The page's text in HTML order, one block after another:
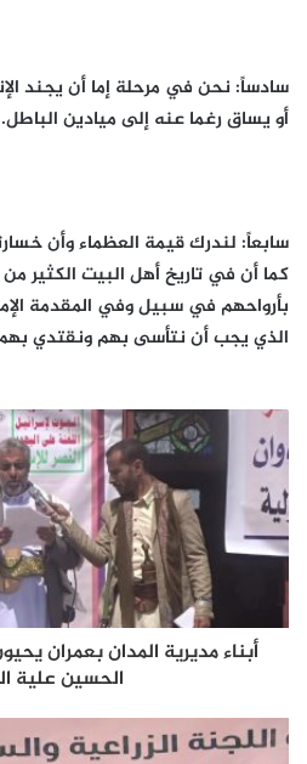
سادساً: نحن في مرحلة إما أن يجند
أو يساق رغما عنه إلى ميادين الباطل.
سابعاً: لندرك قيمة العظماء وأن
كما أن في تاريخ أهل البيت الكثير
بأرواحهم في سبيل وفي المقدمة
الذي يجب أن نتأسى بهم ونقتدي
أبناء مديرية المدان بعمران
الحسين علية